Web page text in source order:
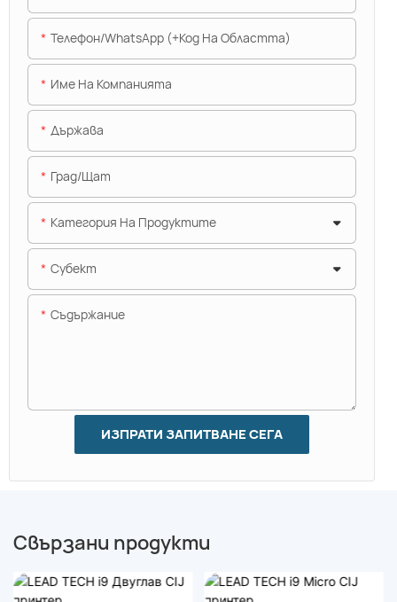
Телефон/WhatsApp (+Код На Областта)
Име На Компанията
Държава
Град/щат
Категория На Продуктите
Субект
Съдържание
ИЗПРАТИ ЗАПИТВАНЕ СЕГА
Свързани продукти